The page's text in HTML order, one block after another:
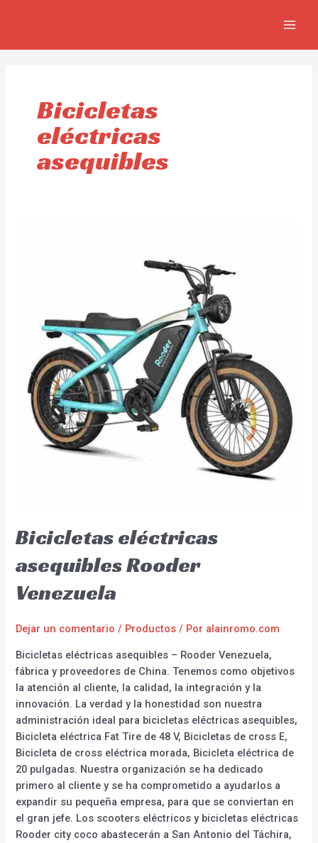
Bicicletas
eléctricas
asequibles
Bicicletas eléctricas
asequibles Rooder
Venezuela
Dejar un comentario / Productos / Por alainromo.com
Bicicletas eléctricas asequibles – Rooder Venezuela,
fábrica y proveedores de China. Tenemos como objetivos
la atención al cliente, la calidad, la integración y la
innovación. La verdad y la honestidad son nuestra
administración ideal para bicicletas eléctricas asequibles,
Bicicleta eléctrica Fat Tire de 48 V, Bicicletas de cross E,
Bicicleta de cross eléctrica morada, Bicicleta eléctrica de
20 pulgadas. Nuestra organización se ha dedicado
primero al cliente y se ha comprometido a ayudarlos a
expandir su pequeña empresa, para que se conviertan en
el gran jefe. Los scooters eléctricos y bicicletas eléctricas
Rooder city coco abastecerán a San Antonio del Táchira,